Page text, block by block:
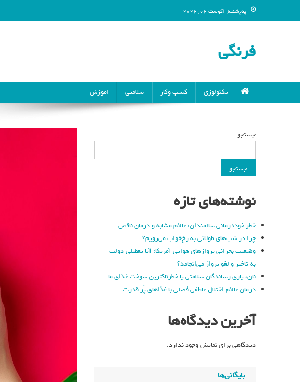
پنج‌شنبه, آگوست 06, 2026
فرنگی
تکنولوژی کسب وکار سلامتی اموزش
جستجو
جستجو
نوشته‌های تازه
خطر خوددرمانی سالمندان: علائم مشابه و درمان ناقص
چرا در شب‌های طولانی به رخ‌خواب می‌رویم؟
وضعیت بحرانی پروازهای هوایی آمریکا: آیا تعطیلی دولت
به تاخیر و لغو پرواز می‌انجامد؟
نان، یاری رساندگان سلامتی یا خطرناکترین سوخت غذای ما
درمان علائم اختلال عاطفی فصلی با غذاهای پُر قدرت
آخرین دیدگاه‌ها
دیدگاهی برای نمایش وجود ندارد.
بایگانی‌ها